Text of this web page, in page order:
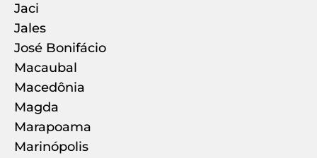
Jaci
Jales
José Bonifácio
Macaubal
Macedônia
Magda
Marapoama
Marinópolis